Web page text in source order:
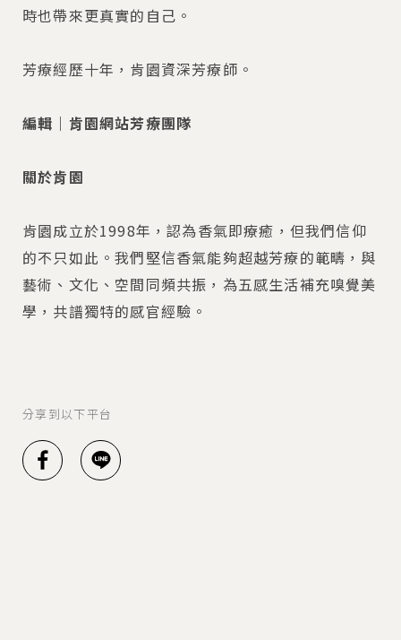
分享到以下平台
時也帶來更真實的自己。
芳療經歷十年，肯園資深芳療師。
編輯｜肯園網站芳療團隊
關於肯園
肯園成立於1998年，認為香氣即療癒，但我們信仰
的不只如此。我們堅信香氣能夠超越芳療的範疇，與
藝術、文化、空間同頻共振，為五感生活補充嗅覺美
學，共譜獨特的感官經驗。